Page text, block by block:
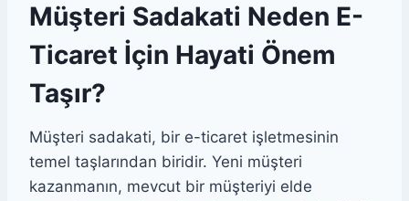
Müşteri Sadakati Neden E-
Ticaret İçin Hayati Önem
Taşır?
Müşteri sadakati, bir e-ticaret işletmesinin
temel taşlarından biridir. Yeni müşteri
kazanmanın, mevcut bir müşteriyi elde